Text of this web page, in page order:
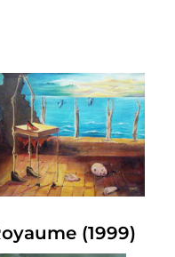
(1999)